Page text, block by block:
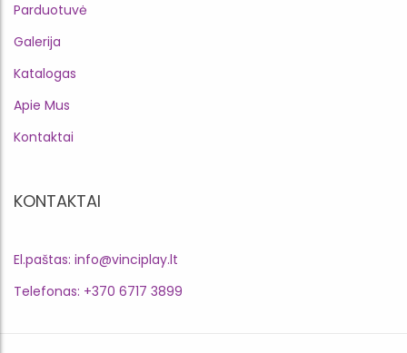
Parduotuvė
Galerija
Katalogas
Apie Mus
Kontaktai
KONTAKTAI
El.paštas: info@vinciplay.lt
Telefonas: +370 6717 3899